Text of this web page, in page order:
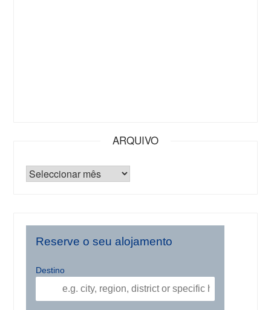
ARQUIVO
Reserve o seu alojamento
Destino